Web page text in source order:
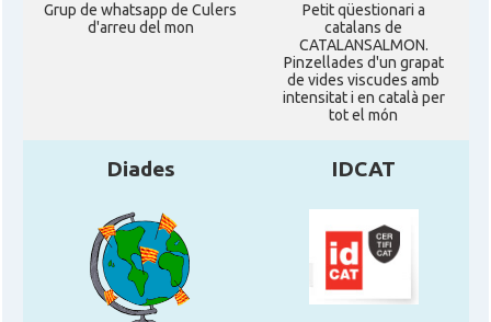
Grup de whatsapp de Culers
d'arreu del mon
Petit qüestionari a
catalans de
CATALANSALMON.
Pinzellades d'un grapat
de vides viscudes amb
intensitat i en català per
tot el món
Diades IDCAT